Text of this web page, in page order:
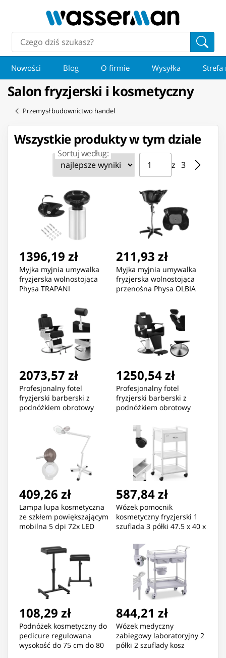
Nowości Blog O firmie Wysyłka Strefa
Salon fryzjerski i kosmetyczny
Przemysł budownictwo handel
Wszystkie produkty w tym dziale
Sortuj według: Strona ⁨1⁩ z ⁨3⁩
z ⁨3⁩
Przejdź do strony
1396,19 zł
Myjka myjnia umywalka
fryzjerska wolnostojąca
Physa TRAPANI
211,93 zł
Myjka myjnia umywalka
fryzjerska wolnostojąca
przenośna Physa OLBIA
2073,57 zł
Profesjonalny fotel
fryzjerski barberski z
podnóżkiem obrotowy
1250,54 zł
Profesjonalny fotel
fryzjerski barberski z
podnóżkiem obrotowy
409,26 zł
Lampa lupa kosmetyczna
ze szkłem powiększającym
mobilna 5 dpi 72x LED
587,84 zł
Wózek pomocnik
kosmetyczny fryzjerski 1
szuflada 3 półki 47.5 x 40 x
108,29 zł
Podnóżek kosmetyczny do
pedicure regulowana
wysokość do 75 cm do 80
844,21 zł
Wózek medyczny
zabiegowy laboratoryjny 2
półki 2 szuflady kosz